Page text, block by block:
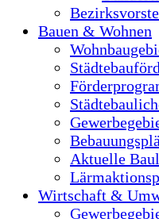
Bauen & Wohnen
Aktuelle
Wirtschaft &